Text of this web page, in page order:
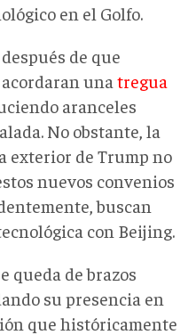
en el Golfo.
de que
una tregua
aranceles
No obstante, la
exterior de Trump no
nuevos convenios
buscan
con Beijing.
queda de brazos
su presencia en
que históricamente